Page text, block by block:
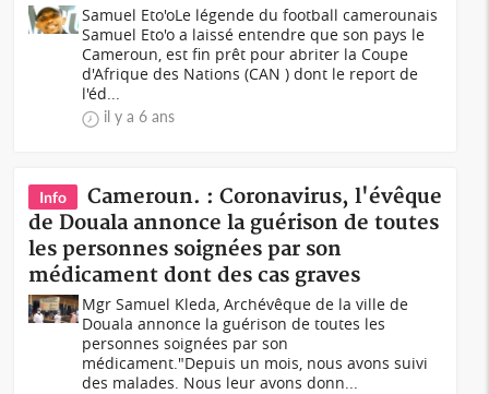
Samuel Eto'oLe légende du football camerounais
Samuel Eto'o a laissé entendre que son pays le
Cameroun, est fin prêt pour abriter la Coupe
d'Afrique des Nations (CAN ) dont le report de
l'éd...
il y a 6 ans
Info
Cameroun. : Coronavirus, l'évêque
de Douala annonce la guérison de toutes
les personnes soignées par son
médicament dont des cas graves
Mgr Samuel Kleda, Archévêque de la ville de
Douala annonce la guérison de toutes les
personnes soignées par son
médicament."Depuis un mois, nous avons suivi
des malades. Nous leur avons donn...